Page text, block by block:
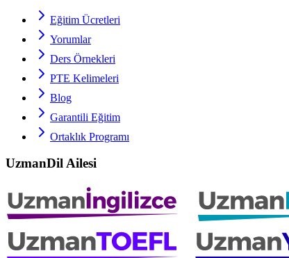
Eğitim Ücretleri
Yorumlar
Ders Örnekleri
PTE Kelimeleri
Blog
Garantili Eğitim
Ortaklık Programı
UzmanDil Ailesi